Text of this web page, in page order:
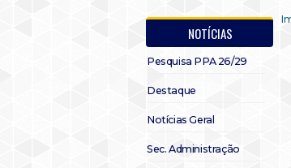
NOTÍCIAS
Pesquisa PPA 26/29
Destaque
Notícias Geral
Sec. Administração